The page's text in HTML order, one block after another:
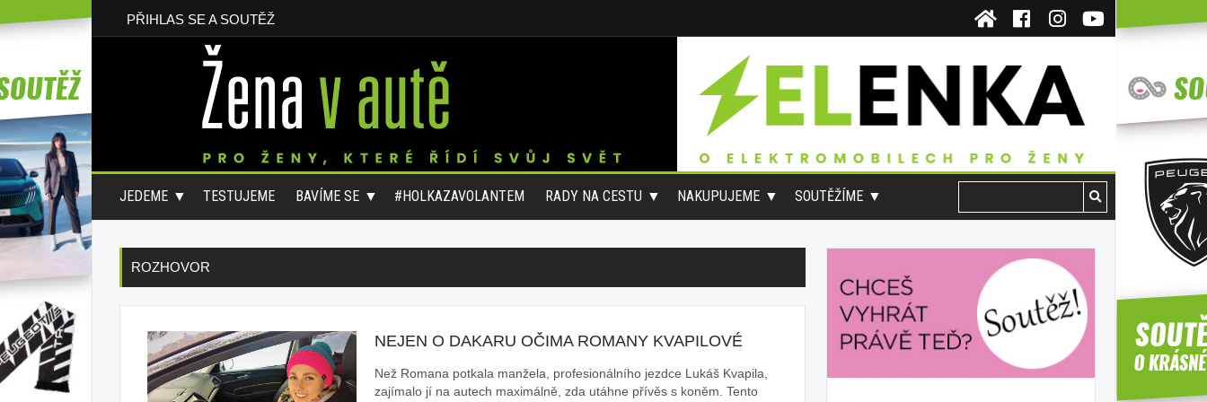
PŘIHLAS SE A SOUTĚŽ
JEDEME TESTUJEME BAVÍME SE #HOLKAZAVOLANTEM RADY NA CESTU NAKUPUJEME SOUTĚŽÍME
ROZHOVOR
NEJEN O DAKARU OČIMA ROMANY KVAPILOVÉ
Než Romana potkala manžela, profesionálního jezdce Lukáš Kvapila,
zajímalo jí na autech maximálně, zda utáhne přívěs s koněm. Tento